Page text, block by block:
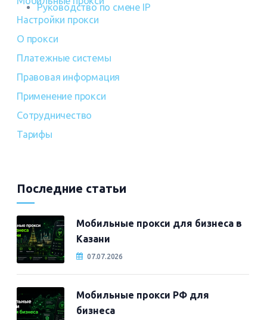
Руководство по смене IP
Настройки прокси
О прокси
Платежные системы
Правовая информация
Применение прокси
Сотрудничество
Тарифы
Последние статьи
Мобильные прокси для бизнеса в
Казани
07.07.2026
Мобильные прокси РФ для
бизнеса